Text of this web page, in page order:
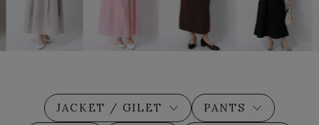
JACKET / GILET PANTS